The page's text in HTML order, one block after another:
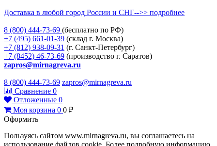
Доставка в любой город России и СНГ-->> подробнее
8 (800) 444-73-69 (бесплатно по РФ)
+7 (495) 661-01-39 (склад г. Москва)
+7 (812) 938-09-31 (г. Санкт-Петербург)
+7 (8452) 46-73-69 (производство г. Саратов)
zapros@mirnagreva.ru
8 (800) 444-73-69 zapros@mirnagreva.ru
Сравнение 0
Отложенные 0
Моя корзина 0 0 ₽
Оформить
Пользуясь сайтом www.mirnagreva.ru, вы соглашаетесь на